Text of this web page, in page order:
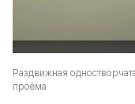
Раздвижная
проёма